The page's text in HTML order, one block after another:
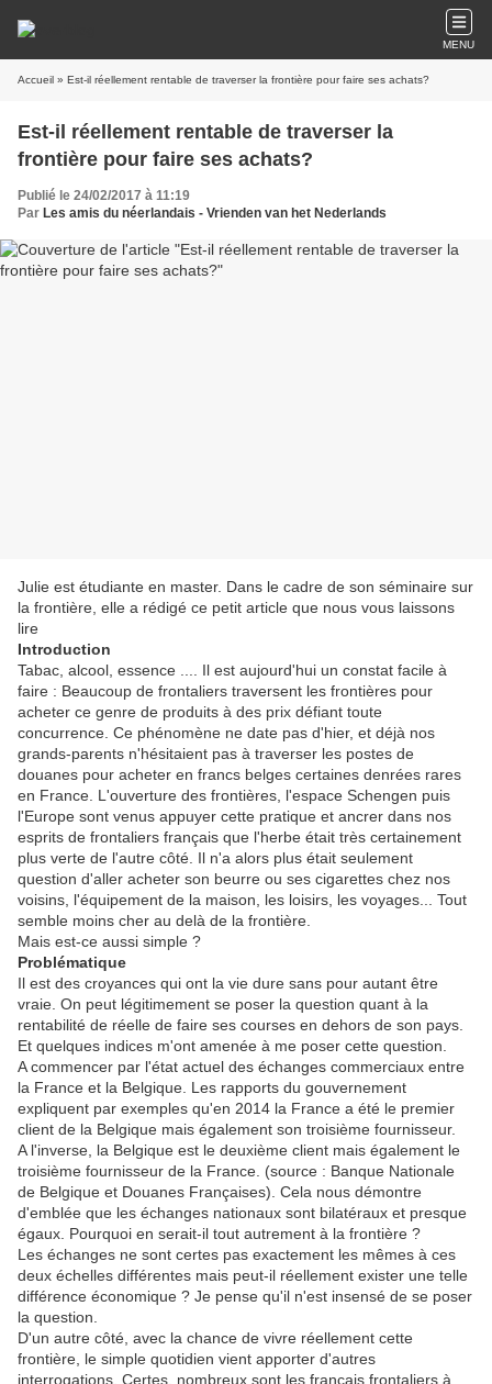
MENU
Accueil » Est-il réellement rentable de traverser la frontière pour faire ses achats?
Est-il réellement rentable de traverser la
frontière pour faire ses achats?
Publié le 24/02/2017 à 11:19
Par Les amis du néerlandais - Vrienden van het Nederlands
Julie est étudiante en master. Dans le cadre de son séminaire sur
la frontière, elle a rédigé ce petit article que nous vous laissons
lire
Introduction
Tabac, alcool, essence .... Il est aujourd'hui un constat facile à
faire : Beaucoup de frontaliers traversent les frontières pour
acheter ce genre de produits à des prix défiant toute
concurrence. Ce phénomène ne date pas d'hier, et déjà nos
grands-parents n'hésitaient pas à traverser les postes de
douanes pour acheter en francs belges certaines denrées rares
en France. L'ouverture des frontières, l'espace Schengen puis
l'Europe sont venus appuyer cette pratique et ancrer dans nos
esprits de frontaliers français que l'herbe était très certainement
plus verte de l'autre côté. Il n'a alors plus était seulement
question d'aller acheter son beurre ou ses cigarettes chez nos
voisins, l'équipement de la maison, les loisirs, les voyages... Tout
semble moins cher au delà de la frontière.
Mais est-ce aussi simple ?
Problématique
Il est des croyances qui ont la vie dure sans pour autant être
vraie. On peut légitimement se poser la question quant à la
rentabilité de réelle de faire ses courses en dehors de son pays.
Et quelques indices m'ont amenée à me poser cette question.
A commencer par l'état actuel des échanges commerciaux entre
la France et la Belgique. Les rapports du gouvernement
expliquent par exemples qu'en 2014 la France a été le premier
client de la Belgique mais également son troisième fournisseur.
A l'inverse, la Belgique est le deuxième client mais également le
troisième fournisseur de la France. (source : Banque Nationale
de Belgique et Douanes Françaises). Cela nous démontre
d'emblée que les échanges nationaux sont bilatéraux et presque
égaux. Pourquoi en serait-il tout autrement à la frontière ?
Les échanges ne sont certes pas exactement les mêmes à ces
deux échelles différentes mais peut-il réellement exister une telle
différence économique ? Je pense qu'il n'est insensé de se poser
la question.
D'un autre côté, avec la chance de vivre réellement cette
frontière, le simple quotidien vient apporter d'autres
interrogations. Certes, nombreux sont les français frontaliers à